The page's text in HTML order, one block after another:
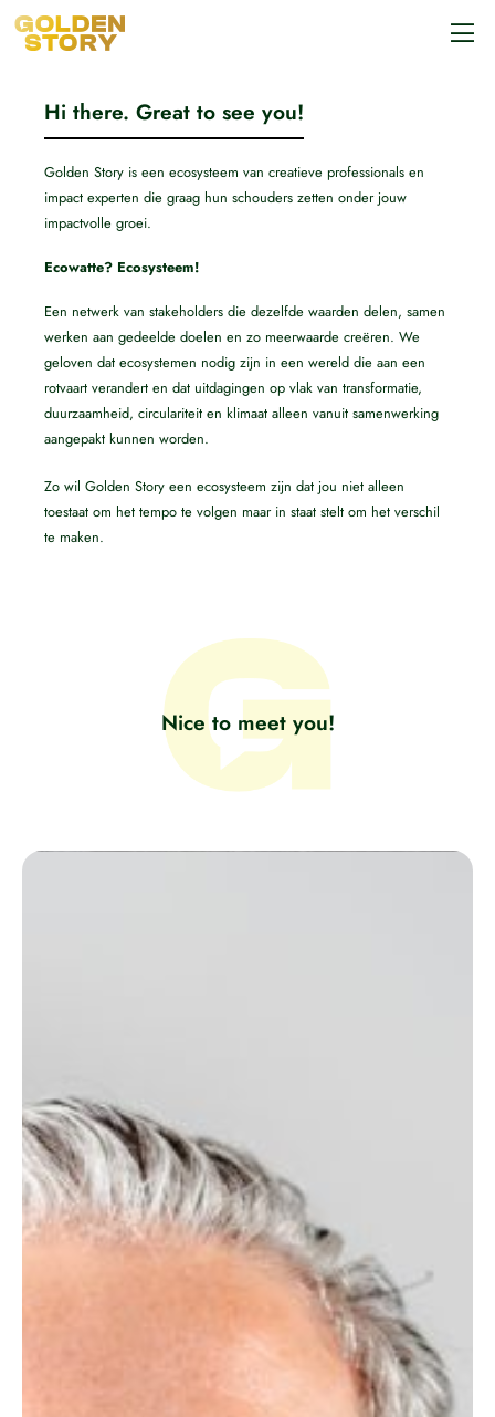
Hi there. Great to see you!
Golden Story is een ecosysteem van creatieve professionals en
impact experten die graag hun schouders zetten onder jouw
impactvolle groei.
Ecowatte? Ecosysteem!
Een netwerk van stakeholders die dezelfde waarden delen, samen
werken aan gedeelde doelen en zo meerwaarde creëren. We
geloven dat ecosystemen nodig zijn in een wereld die aan een
rotvaart verandert en dat uitdagingen op vlak van transformatie,
duurzaamheid, circulariteit en klimaat alleen vanuit samenwerking
aangepakt kunnen worden.
Zo wil Golden Story een ecosysteem zijn dat jou niet alleen
toestaat om het tempo te volgen maar in staat stelt om het verschil
te maken.
Nice to meet you!